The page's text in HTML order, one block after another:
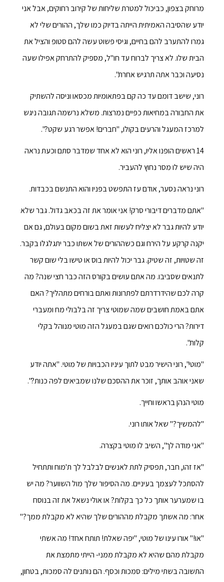
מרוחק בצפון, כביכול למטרת שליחות של קירוב רחוקים, אבל אני
יודע שהסיבה האמיתית הייתה בדיוק כמו שלך, ההורים שלי לא
גמרו להתערב להם בחיים, וגיסי פשוט עשה להם סטופ והציל את
הבית שלו. לא צריך לברוח עד חו"ל, מספיק להתרחק אפילו שעה
נסיעה וכבר אתה תרגיש אחרת".
רוני, שישב דומם עד כה קם בפתאומיות מכסאו וניסה להשתיק
את החבורה במחיאות כפיים נמרצות. משלא נרשמה תגובה ניגש
למרכז המעגל והרעים בקולו, "חברים! אפשר רגע שקט?".
14 ראשים הופנו אליו, רוני הוא לא אחד שמדבר סתם וכעת נראה
היה שיש לו מסר נחוץ להעביר.
רוני נראה נסער, אודם עז התפשט בפניו והוא התנשם בכבדות.
"אתם מדברים דיבורי סרק! אני אומר את זה בכאב גדול. גבר שלא
יודע להיות גבר לא יצליח לעשות זאת בשום מקום בעולם, גם אם
יקנה קרקע על הירח וגם כשההורים של אשתו כבר יתגלגלו בקבר.
זה שטויות, זה שטיק. גבר יכול להיות בוס או טישו בלי שום קשר
לתנאים שסביבו. מה אתם עושים בקורס הזה כבר חצי שנה? מה
קרה לכם שהידרדרתם לפתרונות ואתם בורחים מתהליך? האם
אתם באמת חושבים שמה שמוטי צריך זה בלבולי מח ומעברי
דירות? הרי כולכם רואים שגם במעגל הזה מוטי מנוהל בקלי
קלות".
"מוטי", רוני הישיר מבט לתוך עיניו הכבויות של מוטי. "אתה יודע
שאני אוהב אותך, זוכר את ההסכם שלנו שמביאים לפה כנות?".
מוטי הנהן בראשו וחייך.
"להמשיך?" שאל אותו רוני.
"אני מודה לך", השיב לו מוטי בקצרה.
"אז זהו, חבר, תפסיק לתת לאנשים לבלבל לך ת'מוח ותתחיל
להסתכל לעצמך בעיניים. מה הסיפור שלך מול השווער? מה יש
בו שמערער אותך כל כך בקלות? או אולי נשאל את זה בנוסח
אחר: מה אשתך מקבלת מההורים שלך שהיא לא מקבלת ממך?"
"או!" אורו עינו של מוטי, "יפה שאלת! תותח אחד! מה אשתי
מקבלת מהם שהיא לא מקבלת ממני- הייתי מתמצת את
התשובה בשתי מילים: סמכות וכסף. הם נותנים לה סמכות, בטחון,